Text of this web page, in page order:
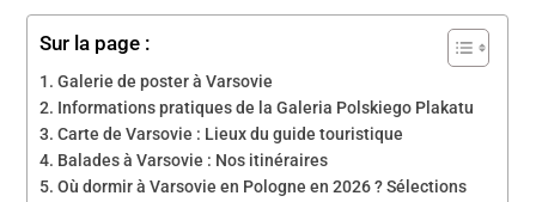
Sur la page :
Galerie de poster à Varsovie
Informations pratiques de la Galeria Polskiego Plakatu
Carte de Varsovie : Lieux du guide touristique
Balades à Varsovie : Nos itinéraires
Où dormir à Varsovie en Pologne en 2026 ? Sélections